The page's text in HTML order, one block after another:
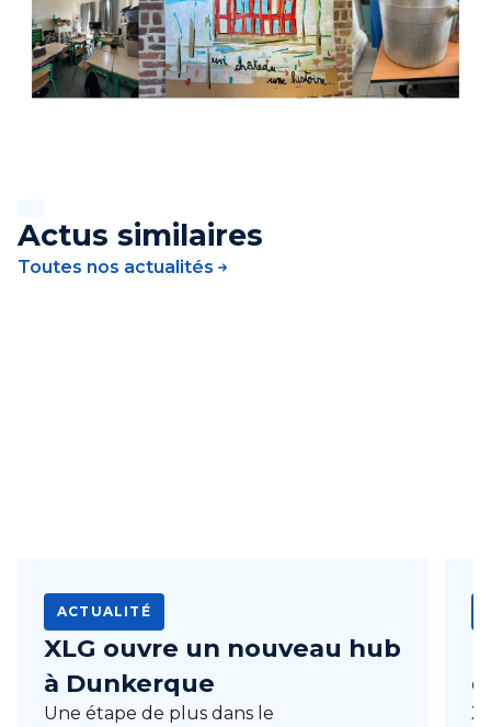
Actus similaires
Toutes nos actualités
ACTUALITÉ
XLG ouvre un nouveau hub
à Dunkerque
Une étape de plus dans le